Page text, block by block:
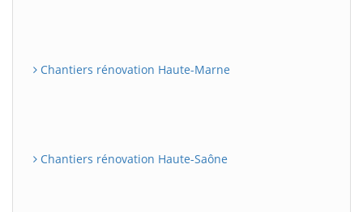
Chantiers rénovation Haute-Marne
Chantiers rénovation Haute-Saône